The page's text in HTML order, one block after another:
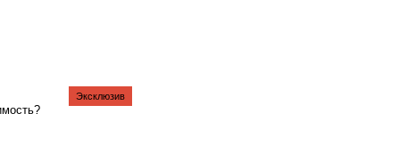
Эксклюзив